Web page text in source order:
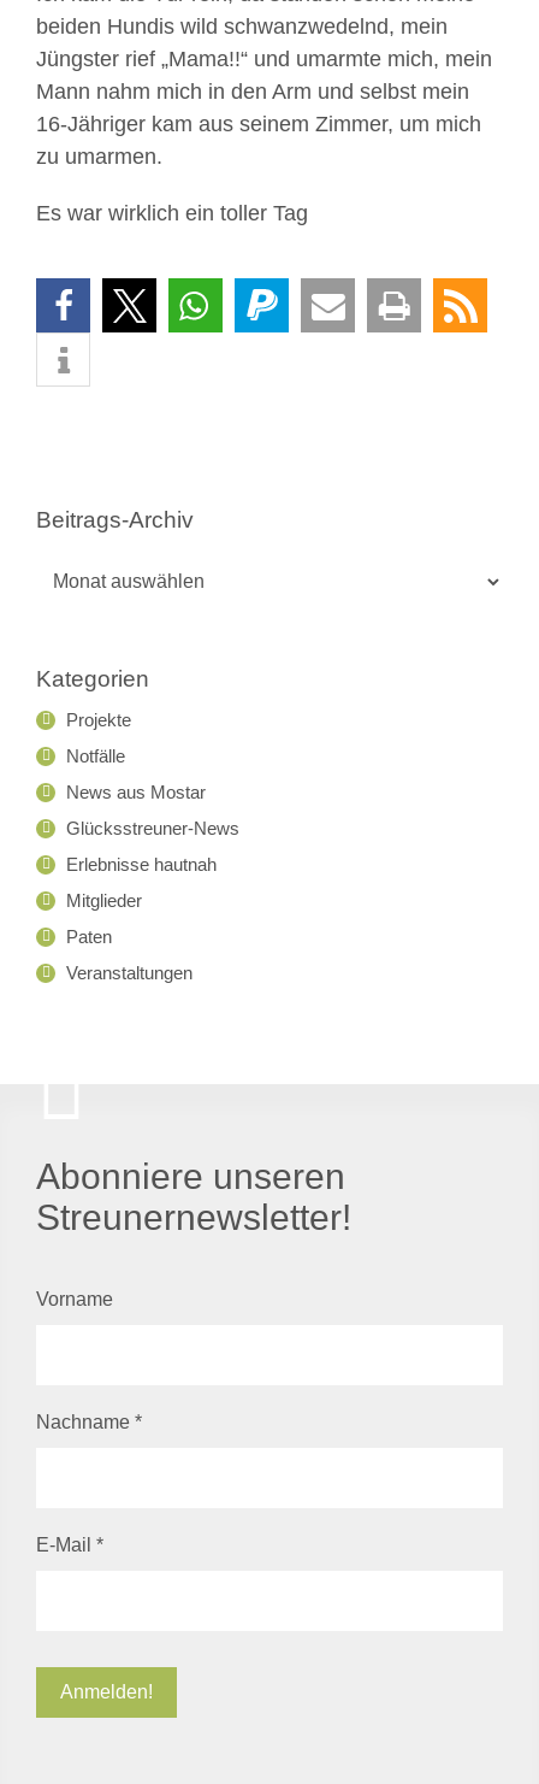
beiden Hundis wild schwanzwedelnd, mein
Jüngster rief „Mama!!“ und umarmte mich, mein
Mann nahm mich in den Arm und selbst mein
16-Jähriger kam aus seinem Zimmer, um mich
zu umarmen.
Es war wirklich ein toller Tag
Beitrags-Archiv
Kategorien
Projekte
Notfälle
News aus Mostar
Glücksstreuner-News
Erlebnisse hautnah
Mitglieder
Paten
Veranstaltungen
Abonniere unseren
Streunernewsletter!
Vorname
Nachname *
E-Mail *